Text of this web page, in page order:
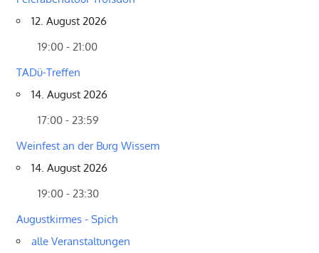
12. August 2026
19:00 - 21:00
TADü-Treffen
14. August 2026
17:00 - 23:59
Weinfest an der Burg Wissem
14. August 2026
19:00 - 23:30
Augustkirmes - Spich
alle Veranstaltungen